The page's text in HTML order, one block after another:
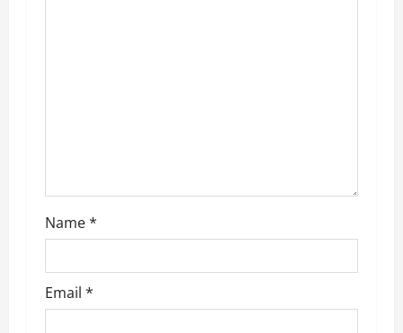
Name*
Email *